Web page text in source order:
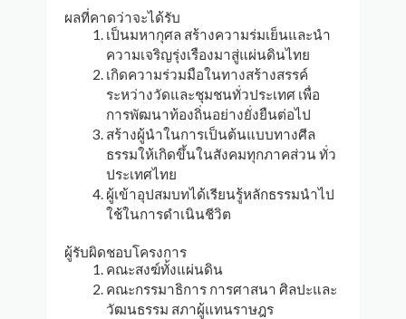
ผลที่คาดว่าจะได้รับ
เป็นมหากุศล สร้างความร่มเย็นและนำ
ความเจริญรุ่งเรืองมาสู่แผ่นดินไทย
เกิดความร่วมมือในทางสร้างสรรค์
ระหว่างวัดและชุมชนทั่วประเทศ เพื่อ
การพัฒนาท้องถิ่นอย่างยั่งยืนต่อไป
สร้างผู้นำในการเป็นต้นแบบทางศีล
ธรรมให้เกิดขึ้นในสังคมทุกภาคส่วน ทั่ว
ประเทศไทย
ผู้เข้าอุปสมบทได้เรียนรู้หลักธรรมนำไป
ใช้ในการดำเนินชีวิต
ผู้รับผิดชอบโครงการ
คณะสงฆ์ทั้งแผ่นดิน
คณะกรรมาธิการ การศาสนา ศิลปะและ
วัฒนธรรม สภาผู้แทนราษฎร